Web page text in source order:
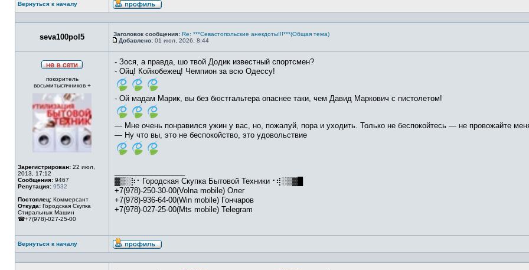
Вернуться к началу
Профиль
seva100pol5 Заголовок сообщения: Re: ***Севастопольские анекдоты!!!***(Общая тема)
Сообщение
Добавлено: 01 июл, 2026, 8:44
сети
покоритель
восьмитысячников +
Зарегистрирован: 22 июл,
2013, 17:12
Сообщения: 9467
Репутация: 9532
Постоялец: Коммерсант
Откуда: Городская Скупка
Стиральных Машин
☎+7(978)-027-25-00
- Зося, а правда, шо твой Додик известный спортсмен?
- Ойц! Койкобежец! Чемпион за всю Одессу!
- Ой мадам Марик, вы без бюстгальтера опаснее таки, чем Давид Маркович с пистолетом!
— Мне очень понравился ужин у вас, но, пожалуй, пора и уходить. Только не беспокойтесь — не провожайте
— Ну что вы, это не беспокойство, это удовольствие
▓▒░⡷⠂Городская Скупка Бытовой Техники⠐⢾░▒▓█
+7(978)-250-30-00(Volna mobile) Олег
+7(978)-936-64-00(Win mobile) Гончаров
+7(978)-027-25-00(Mts mobile) Telegram
Вернуться к началу
Профиль